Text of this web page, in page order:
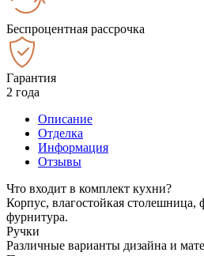
Беспроцентная рассрочка
Гарантия
2 года
Описание
Отделка
Информация
Отзывы
Что входит в комплект кухни?
Корпус, влагостойкая столешница,
фурнитура.
Ручки
Различные варианты дизайна и